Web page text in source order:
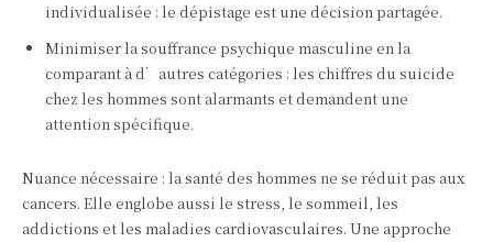
individualisée : le dépistage est une décision partagée.
Minimiser la souffrance psychique masculine en la
comparant à d’autres catégories : les chiffres du suicide
chez les hommes sont alarmants et demandent une
attention spécifique.
Nuance nécessaire : la santé des hommes ne se réduit pas aux
cancers. Elle englobe aussi le stress, le sommeil, les
addictions et les maladies cardiovasculaires. Une approche